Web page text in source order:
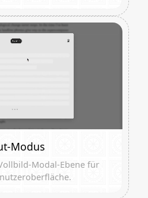
Modus
Modal-Ebene für